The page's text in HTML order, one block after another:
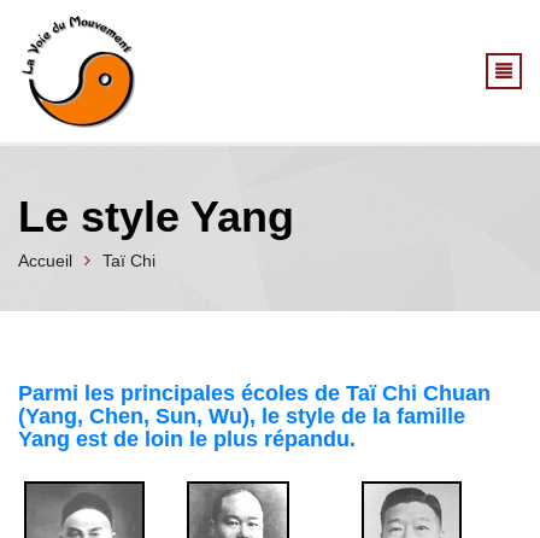
Le style Yang
Accueil Taï Chi
Parmi les principales écoles de Taï Chi Chuan
(Yang, Chen, Sun, Wu), le style de la famille
Yang est de loin le plus répandu.